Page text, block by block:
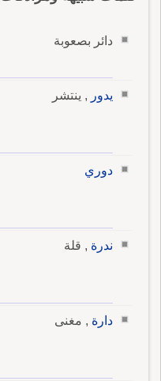
دائر بصعوبة
يدور , ينتشر
دوري
ندرة , قلة
دارة , مغنى